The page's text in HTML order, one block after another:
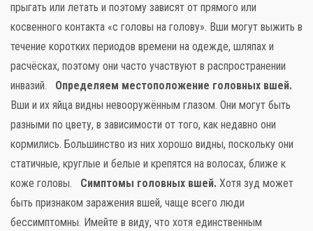
прыгать или летать и поэтому зависят от прямого или
косвенного контакта «с головы на голову». Вши могут выжить в
течение коротких периодов времени на одежде, шляпах и
расчёсках, поэтому они часто участвуют в распространении
инвазий. Определяем местоположение головных вшей.
Вши и их яйца видны невооружённым глазом. Они могут быть
разными по цвету, в зависимости от того, как недавно они
кормились. Большинство из них хорошо видны, поскольку они
статичные, круглые и белые и крепятся на волосах, ближе к
коже головы. Симптомы головных вшей. Хотя зуд может
быть признаком заражения вшей, чаще всего люди
бессимптомны. Имейте в виду, что хотя единственным